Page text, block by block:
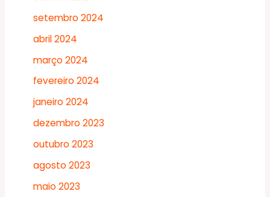
setembro 2024
abril 2024
março 2024
fevereiro 2024
janeiro 2024
dezembro 2023
outubro 2023
agosto 2023
maio 2023